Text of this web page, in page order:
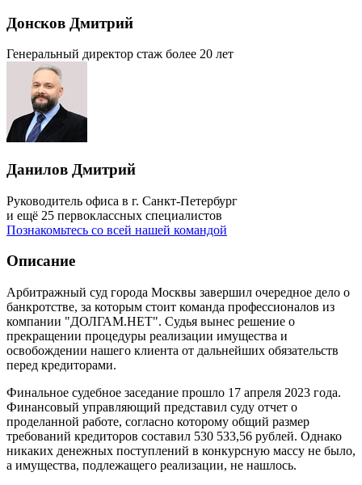
Донсков Дмитрий
Генеральный директор стаж более 20 лет
Данилов Дмитрий
Руководитель офиса в г. Санкт-Петербург
и ещё 25 первоклассных специалистов
Познакомьтесь со всей нашей командой
Описание
Арбитражный суд города Москвы завершил очередное дело о
банкротстве, за которым стоит команда профессионалов из
компании "ДОЛГАМ.НЕТ". Судья вынес решение о
прекращении процедуры реализации имущества и
освобождении нашего клиента от дальнейших обязательств
перед кредиторами.
Финальное судебное заседание прошло 17 апреля 2023 года.
Финансовый управляющий представил суду отчет о
проделанной работе, согласно которому общий размер
требований кредиторов составил 530 533,56 рублей. Однако
никаких денежных поступлений в конкурсную массу не было,
а имущества, подлежащего реализации, не нашлось.